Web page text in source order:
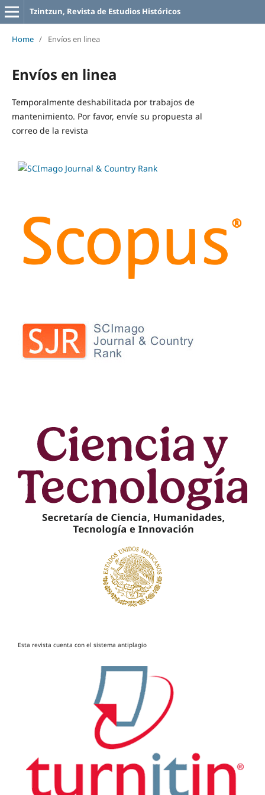
Tzintzun, Revista de Estudios Históricos
Home / Envíos en linea
Envíos en linea
Temporalmente deshabilitada por trabajos de
mantenimiento. Por favor, envíe su propuesta al
correo de la revista
Esta revista cuenta con el sistema antiplagio